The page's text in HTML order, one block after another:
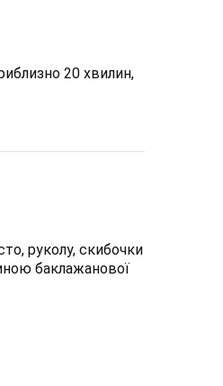
20 хвилин,
руколу, скибочки
баклажанової